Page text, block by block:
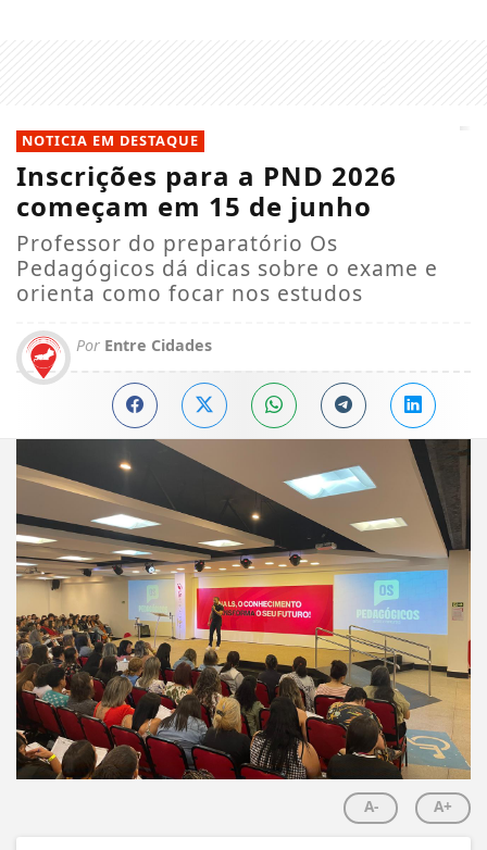
NOTICIA EM DESTAQUE
Inscrições para a PND 2026
começam em 15 de junho
Professor do preparatório Os
Pedagógicos dá dicas sobre o exame e
orienta como focar nos estudos
Por Entre Cidades
A- A+